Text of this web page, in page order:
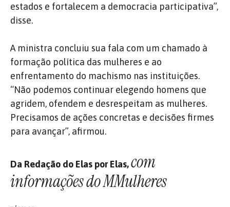
estados e fortalecem a democracia participativa”,
disse.
A ministra concluiu sua fala com um chamado à
formação política das mulheres e ao
enfrentamento do machismo nas instituições.
“Não podemos continuar elegendo homens que
agridem, ofendem e desrespeitam as mulheres.
Precisamos de ações concretas e decisões firmes
para avançar”, afirmou.
Da Redação do Elas por Elas,com
informações do MMulheres